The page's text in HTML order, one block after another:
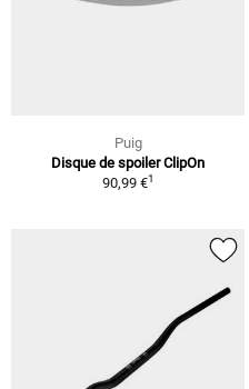
Puig
Disque de spoiler ClipOn
90,99 €1